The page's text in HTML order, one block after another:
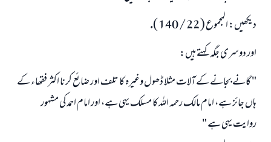
ديكھيں: المجموع ( 22 / 140 ).
اور دوسرى جگہ كہتے ہيں:
" گانے بجانے كے آلات مثلا ڈھول وغيرہ كا تلف اور ضائع كرنا اكثر فقھاء كے
ہاں جائز ہے، امام مالك رحمہ اللہ كا مسلك يہى ہے، اور امام احمد كى مشہور
روايت يہى ہے "